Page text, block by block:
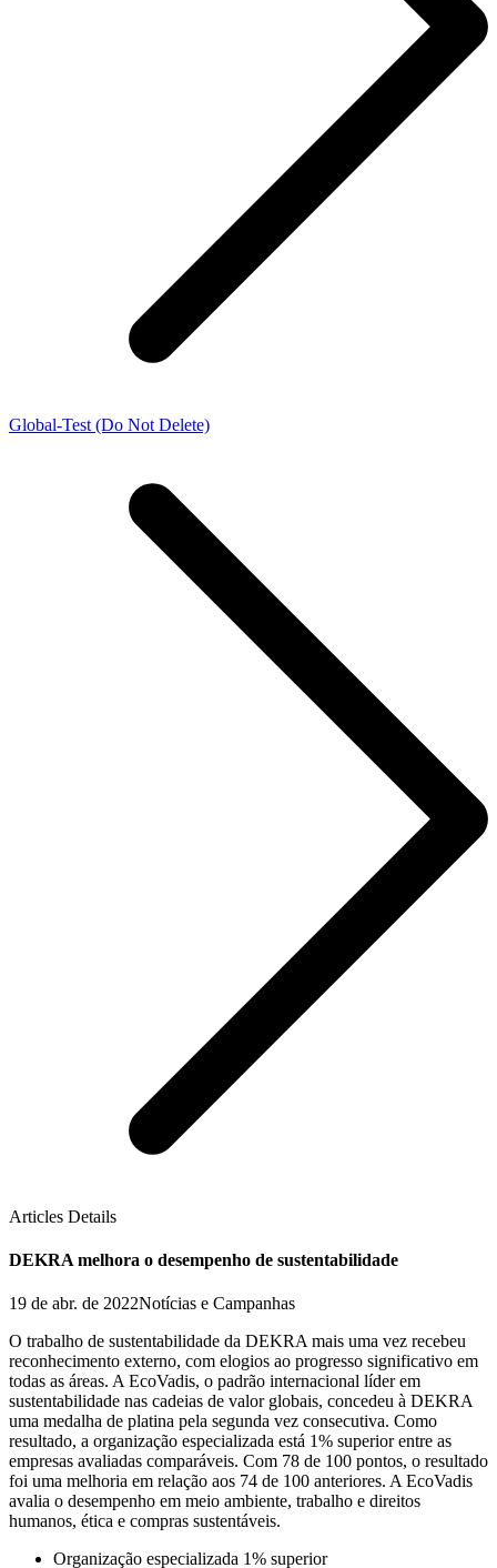
Global-Test (Do Not Delete)
Articles Details
DEKRA melhora o desempenho de sustentabilidade
19 de abr. de 2022Notícias e Campanhas
O trabalho de sustentabilidade da DEKRA mais uma vez recebeu
reconhecimento externo, com elogios ao progresso significativo em
todas as áreas. A EcoVadis, o padrão internacional líder em
sustentabilidade nas cadeias de valor globais, concedeu à DEKRA
uma medalha de platina pela segunda vez consecutiva. Como
resultado, a organização especializada está 1% superior entre as
empresas avaliadas comparáveis. Com 78 de 100 pontos, o resultado
foi uma melhoria em relação aos 74 de 100 anteriores. A EcoVadis
avalia o desempenho em meio ambiente, trabalho e direitos
humanos, ética e compras sustentáveis.
Organização especializada 1% superior